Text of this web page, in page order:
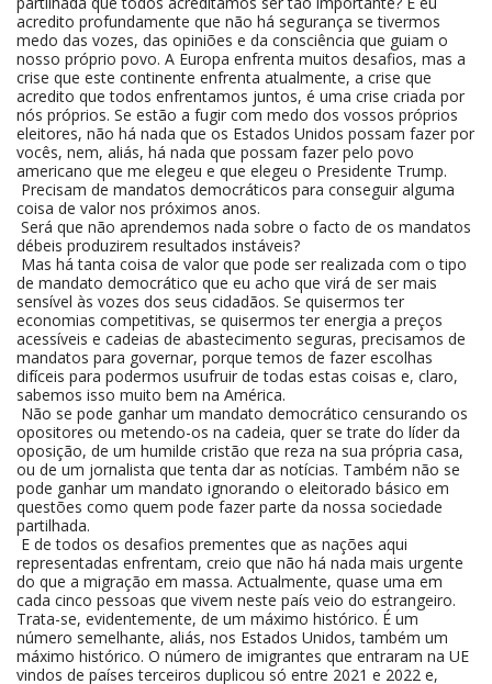
acredito profundamente que não há segurança se tivermos
medo das vozes, das opiniões e da consciência que guiam o
nosso próprio povo. A Europa enfrenta muitos desafios, mas a
crise que este continente enfrenta atualmente, a crise que
acredito que todos enfrentamos juntos, é uma crise criada por
nós próprios. Se estão a fugir com medo dos vossos próprios
eleitores, não há nada que os Estados Unidos possam fazer por
vocês, nem, aliás, há nada que possam fazer pelo povo
americano que me elegeu e que elegeu o Presidente Trump.
Precisam de mandatos democráticos para conseguir alguma
coisa de valor nos próximos anos.
Será que não aprendemos nada sobre o facto de os mandatos
débeis produzirem resultados instáveis?
Mas há tanta coisa de valor que pode ser realizada com o tipo
de mandato democrático que eu acho que virá de ser mais
sensível às vozes dos seus cidadãos. Se quisermos ter
economias competitivas, se quisermos ter energia a preços
acessíveis e cadeias de abastecimento seguras, precisamos de
mandatos para governar, porque temos de fazer escolhas
difíceis para podermos usufruir de todas estas coisas e, claro,
sabemos isso muito bem na América.
Não se pode ganhar um mandato democrático censurando os
opositores ou metendo-os na cadeia, quer se trate do líder da
oposição, de um humilde cristão que reza na sua própria casa,
ou de um jornalista que tenta dar as notícias. Também não se
pode ganhar um mandato ignorando o eleitorado básico em
questões como quem pode fazer parte da nossa sociedade
partilhada.
E de todos os desafios prementes que as nações aqui
representadas enfrentam, creio que não há nada mais urgente
do que a migração em massa. Actualmente, quase uma em
cada cinco pessoas que vivem neste país veio do estrangeiro.
Trata-se, evidentemente, de um máximo histórico. É um
número semelhante, aliás, nos Estados Unidos, também um
máximo histórico. O número de imigrantes que entraram na UE
vindos de países terceiros duplicou só entre 2021 e 2022 e,